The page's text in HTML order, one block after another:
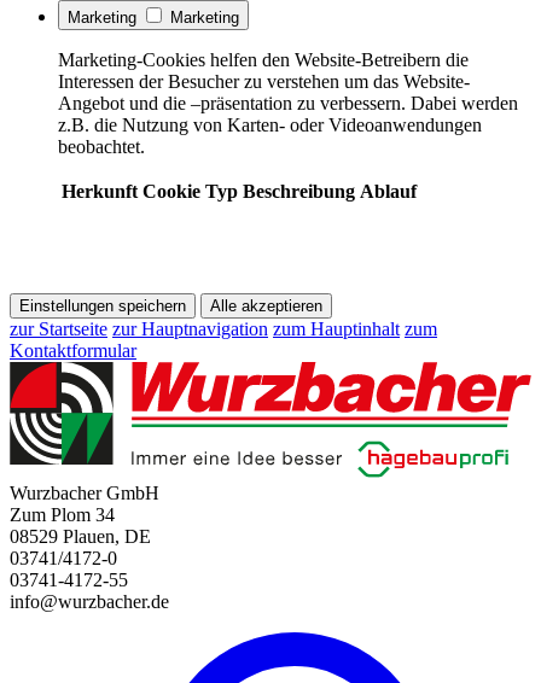
Marketing Marketing
Marketing-Cookies helfen den Website-Betreibern die
Interessen der Besucher zu verstehen um das Website-
Angebot und die –präsentation zu verbessern. Dabei werden
z.B. die Nutzung von Karten- oder Videoanwendungen
beobachtet.
Herkunft Cookie Typ Beschreibung Ablauf
Einstellungen speichern Alle akzeptieren
zur Startseite zur Hauptnavigation zum Hauptinhalt zum
Kontaktformular
Wurzbacher GmbH
Zum Plom 34
08529 Plauen, DE
03741/4172-0
03741-4172-55
info@wurzbacher.de